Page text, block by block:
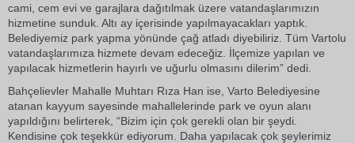
cami, cem evi ve garajlara dağıtılmak üzere vatandaşlarımızın
hizmetine sunduk. Altı ay içerisinde yapılmayacakları yaptık.
Belediyemiz park yapma yönünde çağ atladı diyebiliriz. Tüm Vartolu
vatandaşlarımıza hizmete devam edeceğiz. İlçemize yapılan ve
yapılacak hizmetlerin hayırlı ve uğurlu olmasını dilerim” dedi.
Bahçelievler Mahalle Muhtarı Rıza Han ise, Varto Belediyesine
atanan kayyum sayesinde mahallelerinde park ve oyun alanı
yapıldığını belirterek, “Bizim için çok gerekli olan bir şeydi.
Kendisine çok teşekkür ediyorum. Daha yapılacak çok şeylerimiz